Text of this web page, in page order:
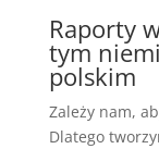
Raporty
tym
polskim
Zależy nam,
Dlatego